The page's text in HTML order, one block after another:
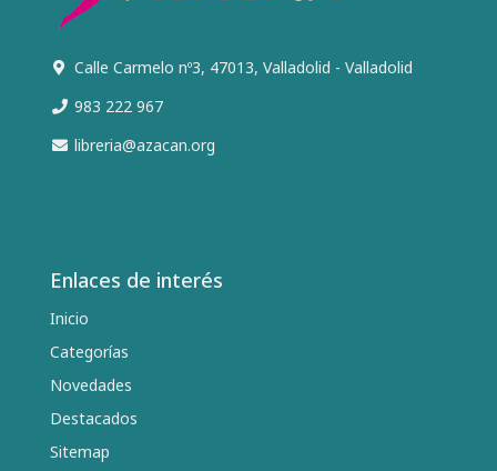
Calle Carmelo nº3, 47013, Valladolid - Valladolid
983 222 967
libreria@azacan.org
Enlaces de interés
Inicio
Categorías
Novedades
Destacados
Sitemap